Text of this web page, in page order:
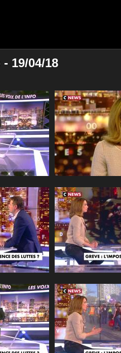
19/04/18